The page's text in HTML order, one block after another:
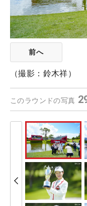
前へ
（撮影：鈴木祥）
このラウンドの写真